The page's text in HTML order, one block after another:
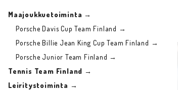
Maajoukkuetoiminta →
Porsche Davis Cup Team Finland →
Porsche Billie Jean King Cup Team Finland →
Porsche Junior Team Finland →
Tennis Team Finland →
Leiritystoiminta →